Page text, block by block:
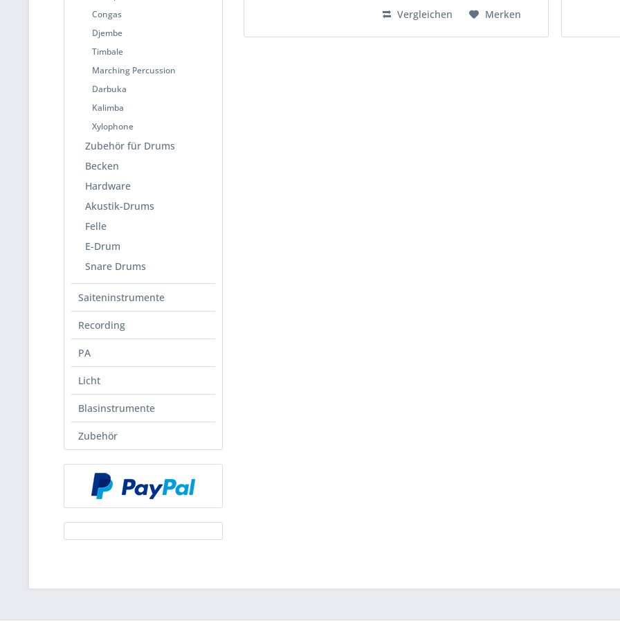
Congas
Djembe
Timbale
Marching Percussion
Darbuka
Kalimba
Xylophone
Zubehör für Drums
Becken
Hardware
Akustik-Drums
Felle
E-Drum
Snare Drums
Saiteninstrumente
Recording
PA
Licht
Blasinstrumente
Zubehör
Vergleichen Merken